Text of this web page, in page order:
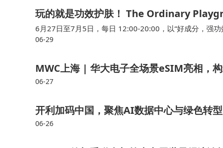
玩的就是功效护肤！ The Ordinary
6月27日至7月5日，每日 12:00-20:00，以“好成分，强
的The Ordinary Playground功效护肤游乐场限时登陆广
06-29
MWC上海 | 华大电子全场景eSIM亮相，
06-27
开利加码中国，聚焦AI数据中心与绿色转型
06-26